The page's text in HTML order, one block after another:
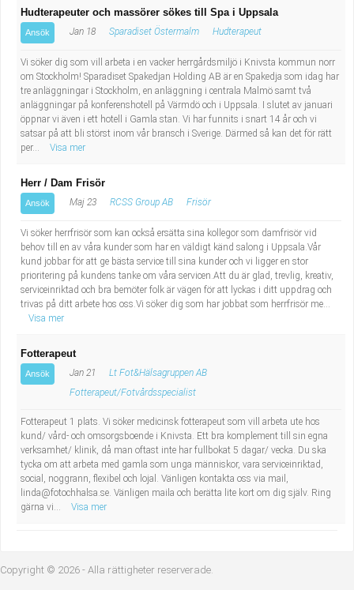
Hudterapeuter och massörer sökes till Spa i Uppsala
Ansök Jan 18 Sparadiset Östermalm Hudterapeut
Vi söker dig som vill arbeta i en vacker herrgårdsmiljö i Knivsta kommun norr
om Stockholm! Sparadiset Spakedjan Holding AB är en Spakedja som idag har
tre anläggningar i Stockholm, en anläggning i centrala Malmö samt två
anläggningar på konferenshotell på Värmdö och i Uppsala. I slutet av januari
öppnar vi även i ett hotell i Gamla stan. Vi har funnits i snart 14 år och vi
satsar på att bli störst inom vår bransch i Sverige. Därmed så kan det för rätt
per...
Visa mer
Herr / Dam Frisör
Ansök Maj 23 RCSS Group AB Frisör
Vi söker herrfrisör som kan också ersätta sina kollegor som damfrisör vid
behov till en av våra kunder som har en väldigt känd salong i Uppsala.Vår
kund jobbar för att ge bästa service till sina kunder och vi ligger en stor
prioritering på kundens tanke om våra servicen.Att du är glad, trevlig, kreativ,
serviceinriktad och bra bemöter folk är vägen för att lyckas i ditt uppdrag och
trivas på ditt arbete hos oss.Vi söker dig som har jobbat som herrfrisör me...
Visa mer
Fotterapeut
Ansök Jan 21
Lt Fot&Hälsagruppen AB
Fotterapeut/Fotvårdsspecialist
Fotterapeut 1 plats. Vi söker medicinsk fotterapeut som vill arbeta ute hos
kund/ vård- och omsorgsboende i Knivsta. Ett bra komplement till sin egna
verksamhet/ klinik, då man oftast inte har fullbokat 5 dagar/ vecka. Du ska
tycka om att arbeta med gamla som unga människor, vara serviceinriktad,
social, noggrann, flexibel och lojal. Vänligen kontakta oss via mail,
linda@fotochhalsa.se. Vänligen maila och berätta lite kort om dig själv. Ring
gärna vi...
Visa mer
Copyright © 2026 - Alla rättigheter reserverade.